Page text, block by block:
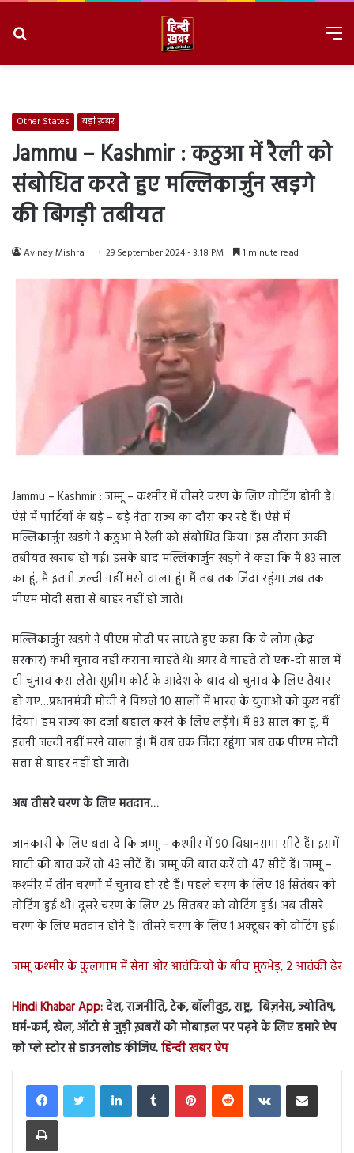
Other States बड़ी ख़बर
Jammu – Kashmir : कठुआ में रैली को
संबोधित करते हुए मल्लिकार्जुन खड़गे
की बिगड़ी तबीयत
Avinay Mishra 29 September 2024 - 3:18 PM 1 minute read
Jammu – Kashmir : जम्मू – कश्मीर में तीसरे चरण के लिए वोटिंग होनी है।
ऐसे में पार्टियों के बड़े – बड़े नेता राज्य का दौरा कर रहे हैं। ऐसे में
मल्लिकार्जुन खड़गे ने कठुआ में रैली को संबोधित किया। इस दौरान उनकी
तबीयत खराब हो गई। इसके बाद मल्लिकार्जुन खड़गे ने कहा कि मैं 83 साल
का हूं, मैं इतनी जल्दी नहीं मरने वाला हूं। मैं तब तक जिंदा रहूंगा जब तक
पीएम मोदी सत्ता से बाहर नहीं हो जाते।
मल्लिकार्जुन खड़गे ने पीएम मोदी पर साधते हुए कहा कि ये लोग (केंद्र
सरकार) कभी चुनाव नहीं कराना चाहते थे। अगर वे चाहते तो एक-दो साल में
ही चुनाव करा लेते। सुप्रीम कोर्ट के आदेश के बाद वो चुनाव के लिए तैयार
हो गए…प्रधानमंत्री मोदी ने पिछले 10 सालों में भारत के युवाओं को कुछ नहीं
दिया। हम राज्य का दर्जा बहाल करने के लिए लड़ेंगे। मैं 83 साल का हूं, मैं
इतनी जल्दी नहीं मरने वाला हूं। मैं तब तक जिंदा रहूंगा जब तक पीएम मोदी
सत्ता से बाहर नहीं हो जाते।
अब तीसरे चरण के लिए मतदान…
जानकारी के लिए बता दें कि जम्मू – कश्मीर में 90 विधानसभा सीटें हैं। इसमें
घाटी की बात करें तो 43 सीटें हैं। जम्मू की बात करें तो 47 सीटें हैं। जम्मू –
कश्मीर में तीन चरणों में चुनाव हो रहे हैं। पहले चरण के लिए 18 सितंबर को
वोटिंग हुई थी। दूसरे चरण के लिए 25 सितंबर को वोटिंग हुई। अब तीसरे
चरण के लिए मतदान होने हैं। तीसरे चरण के लिए 1 अक्टूबर को वोटिंग हुई।
जम्मू कश्मीर के कुलगाम में सेना और आतंकियों के बीच मुठभेड़, 2 आतंकी ढेर
Hindi Khabar App:देश, राजनीति, टेक, बॉलीवुड, राष्ट्र, बिज़नेस, ज्योतिष,
धर्म-कर्म, खेल, ऑटो से जुड़ी ख़बरों को मोबाइल पर पढ़ने के लिए हमारे ऐप
को प्ले स्टोर से डाउनलोड कीजिए.हिन्दी ख़बर ऐप
LinkedInTumblr PinterestReddit VKontakteShare via Email
Print